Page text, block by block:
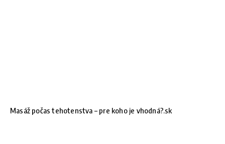
Masáž počas tehotenstva – pre koho je vhodná?.sk